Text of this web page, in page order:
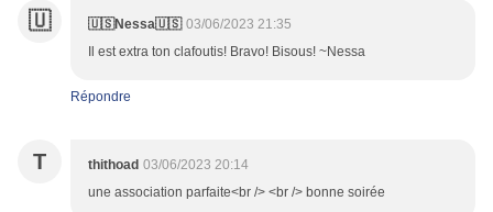
🇺 🇺🇸Nessa🇺🇸 03/06/2023 21:35
Il est extra ton clafoutis! Bravo! Bisous! ~Nessa
Répondre
T thithoad 03/06/2023 20:14
une association parfaite<br /> <br /> bonne soirée